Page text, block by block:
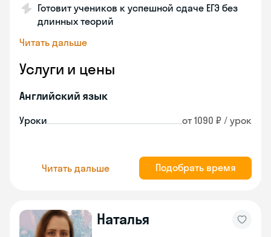
Готовит учеников к успешной сдаче ЕГЭ без
длинных теорий
Читать дальше
Услуги и цены
Английский язык
Уроки от 1090 ₽ / урок
Читать дальше Подобрать время
Наталья